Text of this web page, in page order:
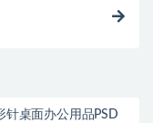
针桌面办公用品PSD